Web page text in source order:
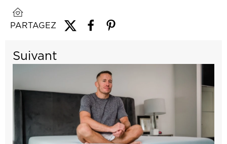
PARTAGEZ
Suivant